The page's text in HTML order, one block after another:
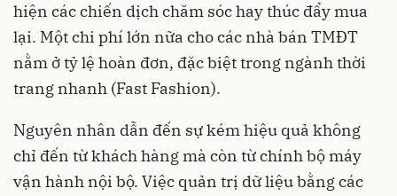
hiện các chiến dịch chăm sóc hay thúc đẩy mua
lại. Một chi phí lớn nữa cho các nhà bán TMĐT
nằm ở tỷ lệ hoàn đơn, đặc biệt trong ngành thời
trang nhanh (Fast Fashion).
Nguyên nhân dẫn đến sự kém hiệu quả không
chỉ đến từ khách hàng mà còn từ chính bộ máy
vận hành nội bộ. Việc quản trị dữ liệu bằng các